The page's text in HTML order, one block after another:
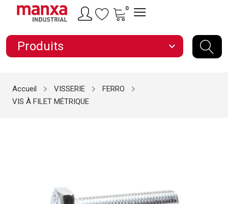
0
Produits expand_more
Accueil VISSERIE
FERRO
VIS À FILET MÉTRIQUE